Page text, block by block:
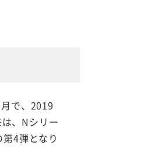
で、2019
、Nシリー
4弾となり